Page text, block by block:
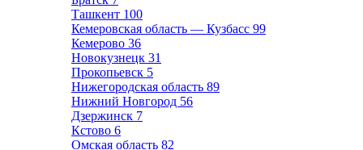
Ташкент 100
Кемеровская область — Кузбасс 99
Кемерово 36
Новокузнецк 31
Прокопьевск 5
Нижегородская область 89
Нижний Новгород 56
Дзержинск 7
Кстово 6
Омская область 82